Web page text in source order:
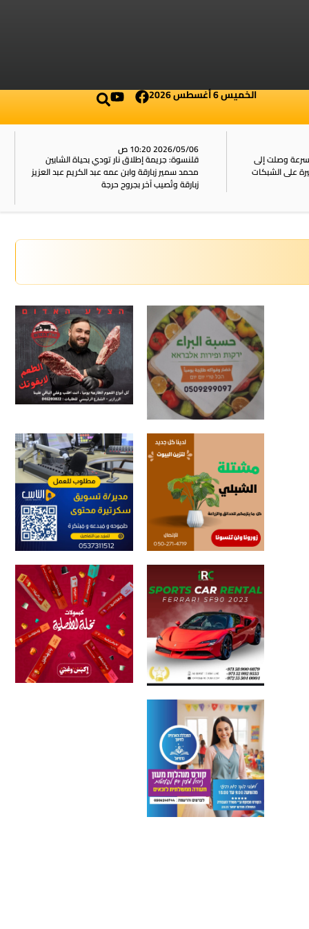
الخميس 6 أغسطس 2026
وصلت إلى
2026/05/06 10:20 ص
قلنسوة: جريمة إطلاق نار تودي بحياة الشابين
محمد سمير زبارقة وابن عمه عبد الكريم عبد العزيز
زبارقة وتُصيب آخر بجروح حرجة